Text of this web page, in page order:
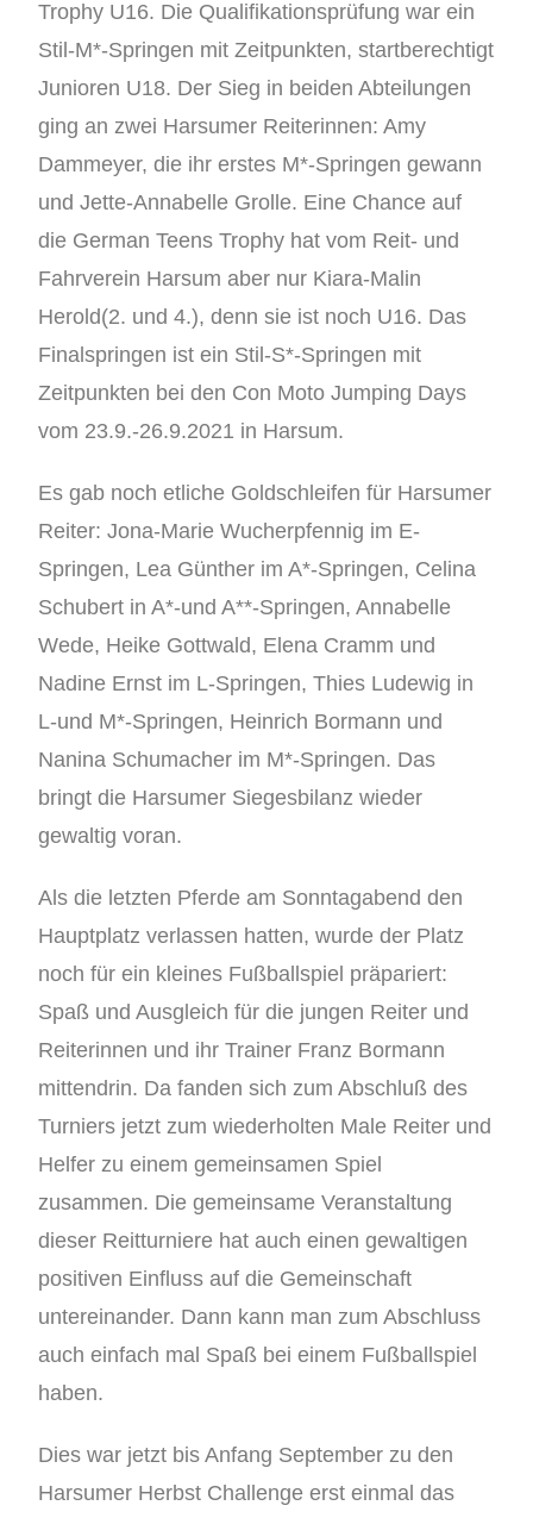
Trophy U16. Die Qualifikationsprüfung war ein
Stil-M*-Springen mit Zeitpunkten, startberechtigt
Junioren U18. Der Sieg in beiden Abteilungen
ging an zwei Harsumer Reiterinnen: Amy
Dammeyer, die ihr erstes M*-Springen gewann
und Jette-Annabelle Grolle. Eine Chance auf
die German Teens Trophy hat vom Reit- und
Fahrverein Harsum aber nur Kiara-Malin
Herold(2. und 4.), denn sie ist noch U16. Das
Finalspringen ist ein Stil-S*-Springen mit
Zeitpunkten bei den Con Moto Jumping Days
vom 23.9.-26.9.2021 in Harsum.
Es gab noch etliche Goldschleifen für Harsumer
Reiter: Jona-Marie Wucherpfennig im E-
Springen, Lea Günther im A*-Springen, Celina
Schubert in A*-und A**-Springen, Annabelle
Wede, Heike Gottwald, Elena Cramm und
Nadine Ernst im L-Springen, Thies Ludewig in
L-und M*-Springen, Heinrich Bormann und
Nanina Schumacher im M*-Springen. Das
bringt die Harsumer Siegesbilanz wieder
gewaltig voran.
Als die letzten Pferde am Sonntagabend den
Hauptplatz verlassen hatten, wurde der Platz
noch für ein kleines Fußballspiel präpariert:
Spaß und Ausgleich für die jungen Reiter und
Reiterinnen und ihr Trainer Franz Bormann
mittendrin. Da fanden sich zum Abschluß des
Turniers jetzt zum wiederholten Male Reiter und
Helfer zu einem gemeinsamen Spiel
zusammen. Die gemeinsame Veranstaltung
dieser Reitturniere hat auch einen gewaltigen
positiven Einfluss auf die Gemeinschaft
untereinander. Dann kann man zum Abschluss
auch einfach mal Spaß bei einem Fußballspiel
haben.
Dies war jetzt bis Anfang September zu den
Harsumer Herbst Challenge erst einmal das